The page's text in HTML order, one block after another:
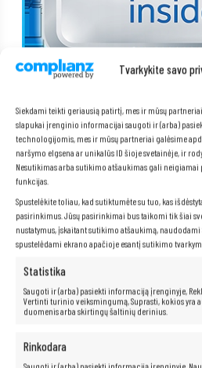
Tvarkykite savo
Siekdami teikti geriausią patirtį, mes ir mūsų
slapukai įrenginio informacijai saugoti ir (arba)
technologijomis, mes ir mūsų partneriai galėsime
naršymo elgsena ar unikalūs ID šioje svetainėje, ir
Nesutikimas arba sutikimo atšaukimas gali
funkcijas.
Spustelėkite toliau, kad sutiktumėte su tuo, kas
pasirinkimus. Jūsų pasirinkimai bus taikomi tik šiai
nustatymus, įskaitant sutikimo atšaukimą,
spustelėdami ekrano apačioje esantį sutikimo
Statistika
Saugoti ir (arba) pasiekti informaciją įrenginyje,
Vertinti turinio veiksmingumą, Suprasti, kokios yra
duomenis arba skirtingų šaltinių derinius.
Rinkodara
Saugoti ir (arba) pasiekti informaciją įrenginyje,
„Intel Core i5-8500T“
Kompiuterio širdyje yra 8-osios kartos
branduolių procesorius
3,5 GHz, todėl užtikrinamas sklandus
biuro užduotis bei dirbant daugiafunkciniu
suvartojimo (TDP 35 W) ir optimizuotos
įrenginys užtikrina puikų kompiuterio
balansą.
individualiems poreikiams – nuo paprastų
programų. Be to, modernių SSD diskų
žaibišką sistemos ir programų paleidimą
perdavimą.